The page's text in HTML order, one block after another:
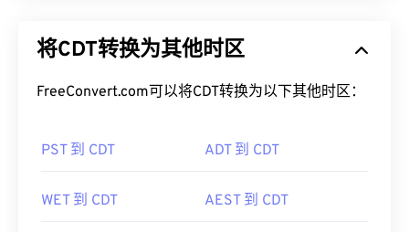
将CDT转换为其他时区
FreeConvert.com可以将CDT转换为以下其他时区：
PST 到 CDT ADT 到 CDT
WET 到 CDT AEST 到 CDT